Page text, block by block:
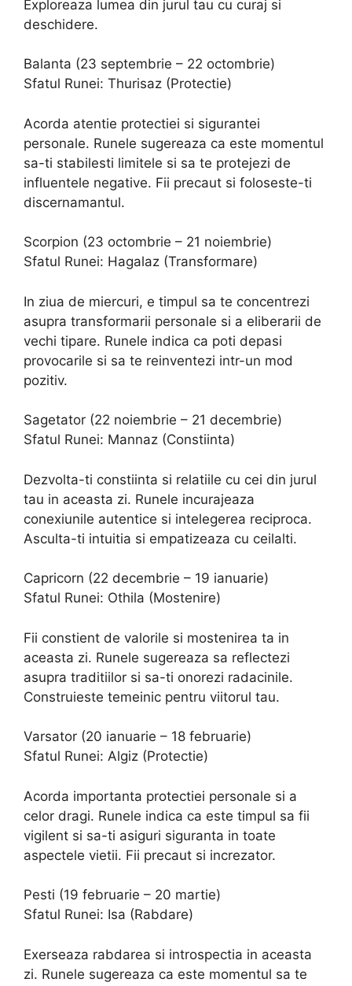
Exploreaza lumea din jurul tau cu curaj si
deschidere.
Balanta (23 septembrie – 22 octombrie)
Sfatul Runei: Thurisaz (Protectie)
Acorda atentie protectiei si sigurantei
personale. Runele sugereaza ca este momentul
sa-ti stabilesti limitele si sa te protejezi de
influentele negative. Fii precaut si foloseste-ti
discernamantul.
Scorpion (23 octombrie – 21 noiembrie)
Sfatul Runei: Hagalaz (Transformare)
In ziua de miercuri, e timpul sa te concentrezi
asupra transformarii personale si a eliberarii de
vechi tipare. Runele indica ca poti depasi
provocarile si sa te reinventezi intr-un mod
pozitiv.
Sagetator (22 noiembrie – 21 decembrie)
Sfatul Runei: Mannaz (Constiinta)
Dezvolta-ti constiinta si relatiile cu cei din jurul
tau in aceasta zi. Runele incurajeaza
conexiunile autentice si intelegerea reciproca.
Asculta-ti intuitia si empatizeaza cu ceilalti.
Capricorn (22 decembrie – 19 ianuarie)
Sfatul Runei: Othila (Mostenire)
Fii constient de valorile si mostenirea ta in
aceasta zi. Runele sugereaza sa reflectezi
asupra traditiilor si sa-ti onorezi radacinile.
Construieste temeinic pentru viitorul tau.
Varsator (20 ianuarie – 18 februarie)
Sfatul Runei: Algiz (Protectie)
Acorda importanta protectiei personale si a
celor dragi. Runele indica ca este timpul sa fii
vigilent si sa-ti asiguri siguranta in toate
aspectele vietii. Fii precaut si increzator.
Pesti (19 februarie – 20 martie)
Sfatul Runei: Isa (Rabdare)
Exerseaza rabdarea si introspectia in aceasta
zi. Runele sugereaza ca este momentul sa te